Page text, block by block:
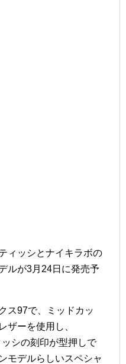
ィッシとナイキラボの
ルが3月24日に発売予
ス97で、ミッドカッ
ザーを使用し、
シの刻印が型押しで
モデルらしいスペシャ